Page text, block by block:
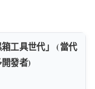
箱工具世代」 (當代
發者)